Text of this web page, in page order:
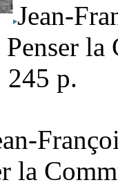
Jean-
Penser la
245 p.
la